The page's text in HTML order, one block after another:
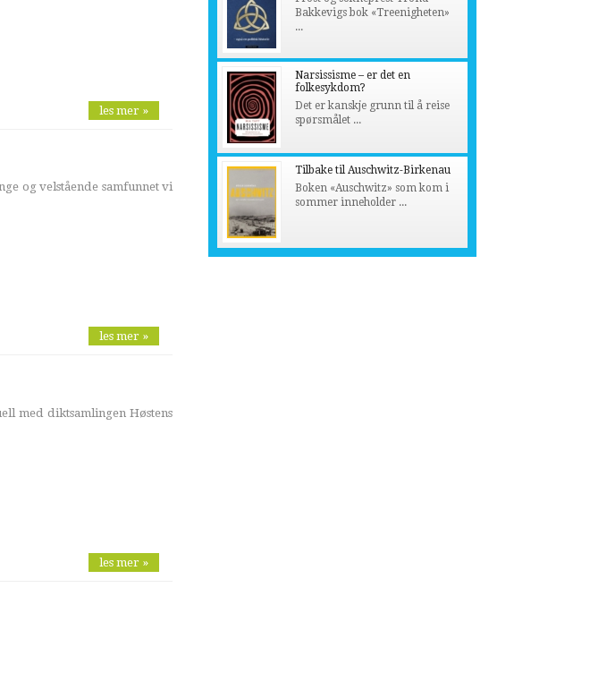
les mer »
og velstående samfunnet vi
les mer »
med diktsamlingen Høstens
les mer »
Bakkevigs bok «Treenigheten»
...
Narsissisme – er det en
folkesykdom?
Det er kanskje grunn til å reise
spørsmålet ...
Tilbake til Auschwitz-Birkenau
Boken «Auschwitz» som kom i
sommer inneholder ...